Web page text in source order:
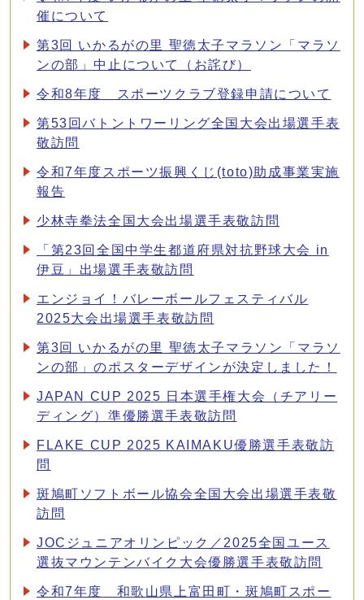
催について
第3回 いかるがの里 聖徳太子マラソン「マラソ
ンの部」中止について（お詫び）
令和8年度 スポーツクラブ登録申請について
第53回バトントワーリング全国大会出場選手表
敬訪問
令和7年度スポーツ振興くじ(toto)助成事業実施
報告
少林寺拳法全国大会出場選手表敬訪問
「第23回全国中学生都道府県対抗野球大会 in
伊豆」出場選手表敬訪問
エンジョイ！バレーボールフェスティバル
2025大会出場選手表敬訪問
第3回 いかるがの里 聖徳太子マラソン「マラソ
ンの部」のポスターデザインが決定しました！
JAPAN CUP 2025 日本選手権大会（チアリー
ディング）準優勝選手表敬訪問
FLAKE CUP 2025 KAIMAKU優勝選手表敬訪
問
斑鳩町ソフトボール協会全国大会出場選手表敬
訪問
JOCジュニアオリンピック／2025全国ユース
選抜マウンテンバイク大会優勝選手表敬訪問
令和7年度 和歌山県上富田町・斑鳩町スポー